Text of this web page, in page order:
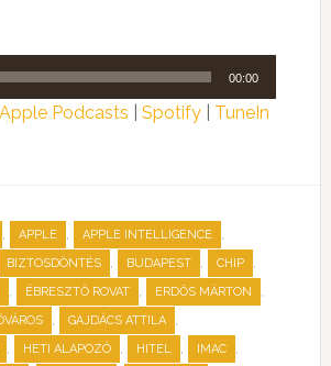
00:00
Apple Podcasts Spotify| TuneIn
, APPLE , APPLE INTELLIGENCE ,
BIZTOSDÖNTÉS , BUDAPEST , CHIP ,
, ÉBRESZTŐ ROVAT , ERDŐS MÁRTON ,
, GAJDÁCS ATTILA ,
, HETI ALAPOZÓ , HITEL , IMAC ,